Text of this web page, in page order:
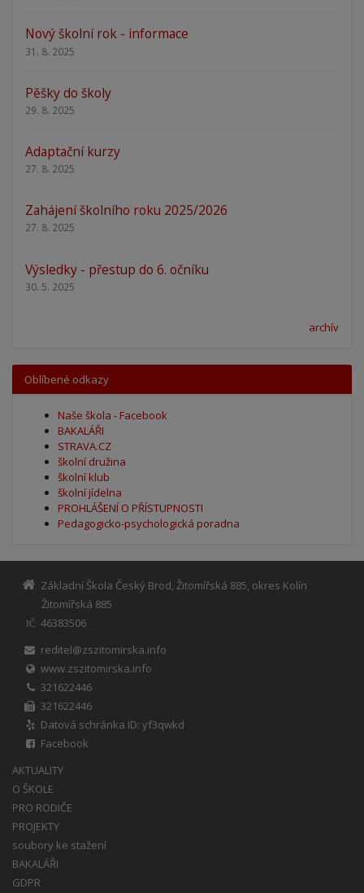
Nový školní rok - informace
31. 8. 2025
Pěšky do školy
29. 8. 2025
Adaptační kurzy
27. 8. 2025
Zahájení školního roku 2025/2026
27. 8. 2025
Výsledky - přestup do 6. očníku
30. 5. 2025
archív
Oblíbené odkazy
Naše škola - Facebook
BAKALÁŘI
STRAVA.CZ
školní družina
školní klub
školní jídelna
PROHLÁŠENÍ O PŘÍSTUPNOSTI
Pedagogicko-psychologická poradna
Základní Škola Český Brod, Žitomířská 885, okres Kolín
Žitomířská 885
IČ
46383506
reditel@zszitomirska.info
www.zszitomirska.info
321622446
321622446
Datová schránka ID: yf3qwkd
Facebook
AKTUALITY
O ŠKOLE
PRO RODIČE
PROJEKTY
soubory ke stažení
BAKALÁŘI
GDPR